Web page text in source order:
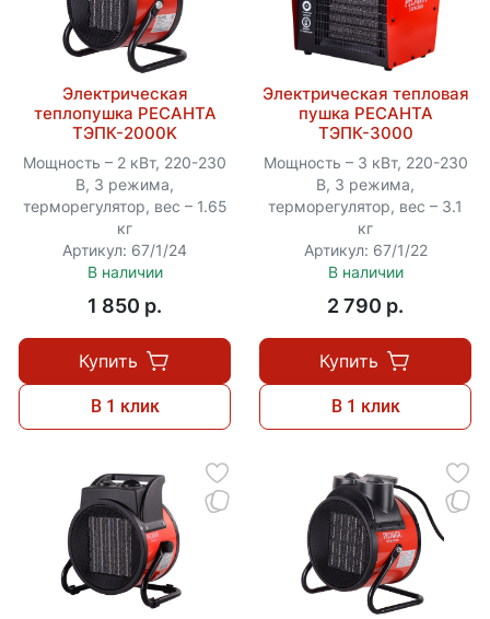
Электрическая
теплопушка РЕСАНТА
ТЭПК-2000K
Мощность – 2 кВт, 220-230
В, 3 режима,
терморегулятор, вес – 1.65
кг
Артикул: 67/1/24
В наличии
1 850 p.
Купить
В 1 клик
Электрическая тепловая
пушка РЕСАНТА
ТЭПК-3000
Мощность – 3 кВт, 220-230
В, 3 режима,
терморегулятор, вес – 3.1
кг
Артикул: 67/1/22
В наличии
2 790 p.
Купить
В 1 клик